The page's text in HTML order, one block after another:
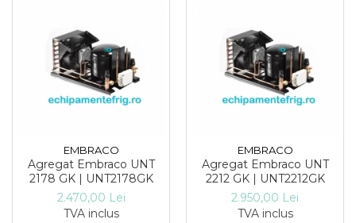
EMBRACO
Agregat Embraco UNT
2178 GK | UNT2178GK
2.470,00 Lei
TVA inclus
EMBRACO
Agregat Embraco UNT
2212 GK | UNT2212GK
2.950,00 Lei
TVA inclus